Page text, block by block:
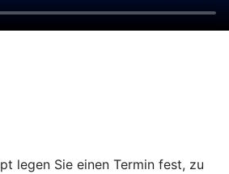
legen Sie einen Termin fest, zu